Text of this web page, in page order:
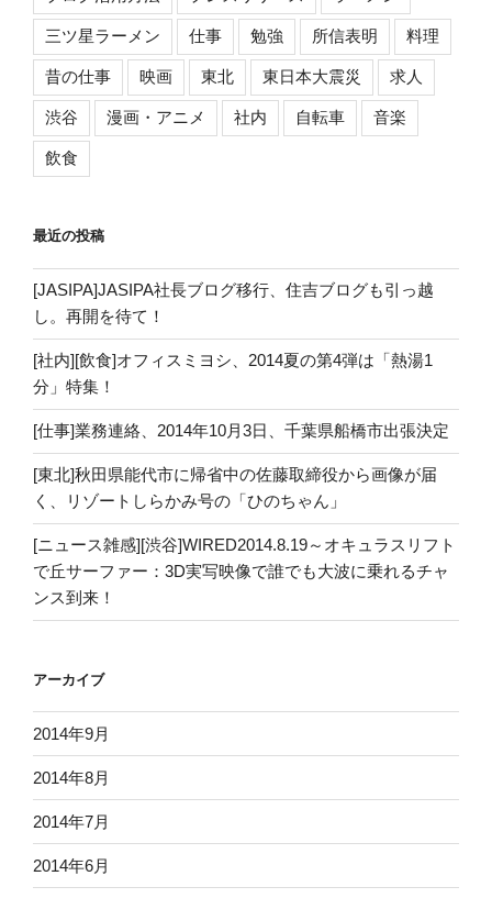
三ツ星ラーメン 仕事 勉強 所信表明 料理
昔の仕事 映画 東北 東日本大震災 求人
渋谷 漫画・アニメ 社内 自転車 音楽
飲食
最近の投稿
[JASIPA]JASIPA社長ブログ移行、住吉ブログも引っ越
し。再開を待て！
[社内][飲食]オフィスミヨシ、2014夏の第4弾は「熱湯1
分」特集！
[仕事]業務連絡、2014年10月3日、千葉県船橋市出張決定
[東北]秋田県能代市に帰省中の佐藤取締役から画像が届
く、リゾートしらかみ号の「ひのちゃん」
[ニュース雑感][渋谷]WIRED2014.8.19～オキュラスリフト
で丘サーファー：3D実写映像で誰でも大波に乗れるチャ
ンス到来！
アーカイブ
2014年9月
2014年8月
2014年7月
2014年6月